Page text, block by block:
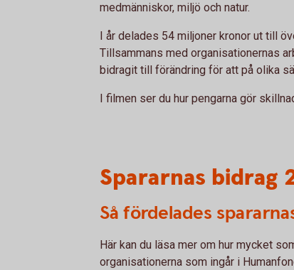
medmänniskor, miljö och natur.
I år delades 54 miljoner kronor ut till
Tillsammans med organisationernas
bidragit till förändring för att på olika
I filmen ser du hur pengarna gör
Spararnas bidrag
Så fördelades
Här kan du läsa mer om hur mycket
organisationerna som ingår i